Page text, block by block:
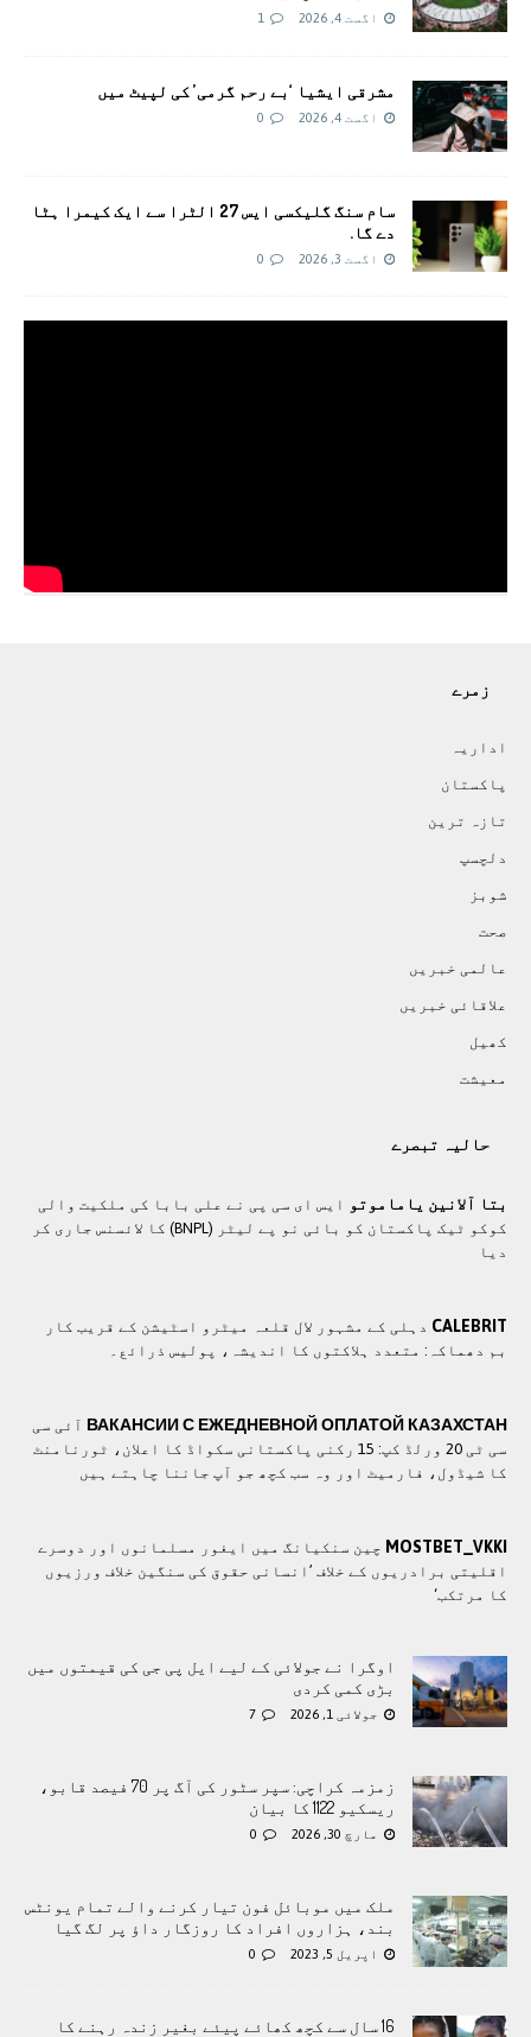
اگست 4, 2026 1
مشرقی ایشیا ‘بے رحم گرمی’ کی لپیٹ میں
اگست 4, 2026 0
سام سنگ گلیکسی ایس 27 الٹرا سے ایک کیمرا ہٹا
دے گا.
اگست 3, 2026 0
زمرے
اداريہ
پاکستان
تازہ ترين
دلچسپ
شوبز
صحت
عالمی خبريں
علاقائی خبريں
کھيل
معيشت
حالیہ تبصرے
بتا آلانین یاماموتو ایس ای سی پی نے علی بابا کی ملکیت والی
کوکو ٹیک پاکستان کو بائی نو پے لیٹر (BNPL) کا لائسنس جاری کر
دیا
CALEBRIT دہلی کے مشہور لال قلعہ میٹرو اسٹیشن کے قریب کار
بم دھماکہ: متعدد ہلاکتوں کا انديشہ، پولیس ذرائع۔
ВАКАНСИИ С ЕЖЕДНЕВНОЙ ОПЛАТОЙ КАЗАХСТАН آئی سی
سی ٹی 20 ورلڈ کپ: 15 رکنی پاکستانی سکواڈ کا اعلان، ٹورنامنٹ
کا شیڈول، فارمیٹ اور وہ سب کچھ جو آپ جاننا چاہتے ہیں
MOSTBET_VKKI چین سنکیانگ میں ایغور مسلمانوں اور دوسرے
اقلیتی برادريوں کے خلاف ’انسانی حقوق کی سنگین خلاف ورزیوں
کا مرتکب‘
اوگرا نے جولائی کے لیے ایل پی جی کی قیمتوں میں
بڑی کمی کردی
جولائی 1, 2026 7
زمزمہ کراچی: سپر سٹور کی آگ پر 70 فیصد قابو،
ریسکیو 1122 کا بیان
مارچ 30, 2026 0
ملک میں موبائل فون تیار کرنے والے تمام یونٹس
بند، ہزاروں افراد کا روزگار داؤ پر لگ گیا
اپریل 5, 2023 0
16 سال سے کچھ کھائے پیئے بغیر زندہ رہنے کا